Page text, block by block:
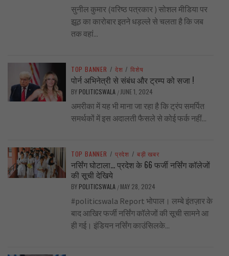
सुनील कुमार (वरिष्ठ पत्रकार ) सोशल मीडिया पर
झूठ का कारोबार इतने धड़ल्ले से चलता है कि जब
तक वहां...
TOP BANNER / देश / विशेष
पोर्न अभिनेत्री से संबंध और ट्रम्प को सजा !
BY POLITICSWALA / JUNE 1, 2024
अमरीका में यह भी माना जा रहा है कि ट्रंप समर्पित
समर्थकों में इस अदालती फैसले से कोई फर्क नहीं...
TOP BANNER / प्रदेश / बड़ी खबर
नर्सिंग घोटाला… प्रदेश के 66 फर्जी नर्सिंग कॉलेजों
की सूची देखिये
BY POLITICSWALA / MAY 28, 2024
#politicswala Report भोपाल। लम्बे इंतज़ार के
बाद आखिर फर्जी नर्सिंग कॉलेजों की सूची सामने आ
ही गई। इंडियन नर्सिंग काउंसिलके...